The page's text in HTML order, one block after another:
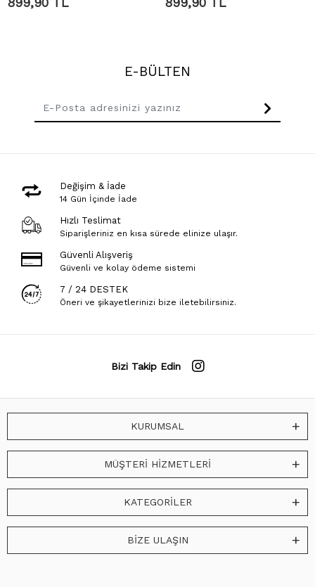
E-BÜLTEN
Değişim & İade
14 Gün İçinde İade
Hızlı Teslimat
Siparişleriniz en kısa sürede elinize ulaşır.
Güvenli Alışveriş
Güvenli ve kolay ödeme sistemi
7 / 24 DESTEK
Öneri ve şikayetlerinizi bize iletebilirsiniz.
Bizi Takip Edin
KURUMSAL
MÜŞTERİ HİZMETLERİ
KATEGORİLER
BİZE ULAŞIN